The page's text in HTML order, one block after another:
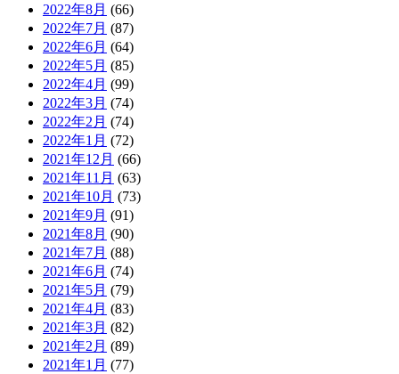
2022年8月 (66)
2022年7月 (87)
2022年6月 (64)
2022年5月 (85)
2022年4月 (99)
2022年3月 (74)
2022年2月 (74)
2022年1月 (72)
2021年12月 (66)
2021年11月 (63)
2021年10月 (73)
2021年9月 (91)
2021年8月 (90)
2021年7月 (88)
2021年6月 (74)
2021年5月 (79)
2021年4月 (83)
2021年3月 (82)
2021年2月 (89)
2021年1月 (77)